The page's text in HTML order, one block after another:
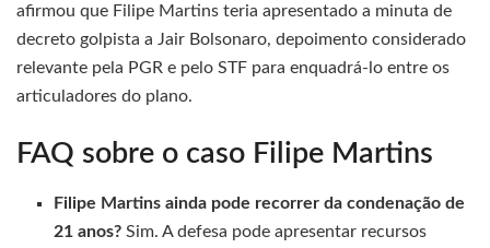
afirmou que Filipe Martins teria apresentado a minuta de
decreto golpista a Jair Bolsonaro, depoimento considerado
relevante pela PGR e pelo STF para enquadrá-lo entre os
articuladores do plano.
FAQ sobre o caso Filipe Martins
Filipe Martins ainda pode recorrer da condenação de
21 anos? Sim. A defesa pode apresentar recursos